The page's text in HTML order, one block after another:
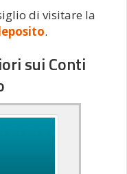
di visitare la
.
sui Conti